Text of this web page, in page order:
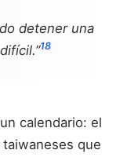
detener una
18
calendario: el
que